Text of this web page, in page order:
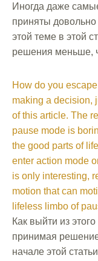
Иногда даже
приняты
этой теме в этой
решения меньше,
How do you
making a decision,
of this article. The
pause mode is
the good parts of
enter action mode
is only interesting,
motion that can
lifeless limbo of
Как выйти из
принимая
начале этой